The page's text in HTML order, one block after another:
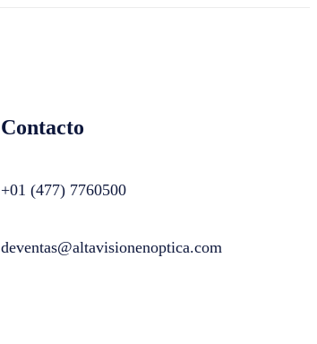
Contacto
+01 (477) 7760500
deventas@altavisionenoptica.com